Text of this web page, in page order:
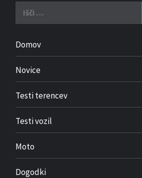
Domov
Novice
Testi terencev
Testi vozil
Moto
Dogodki